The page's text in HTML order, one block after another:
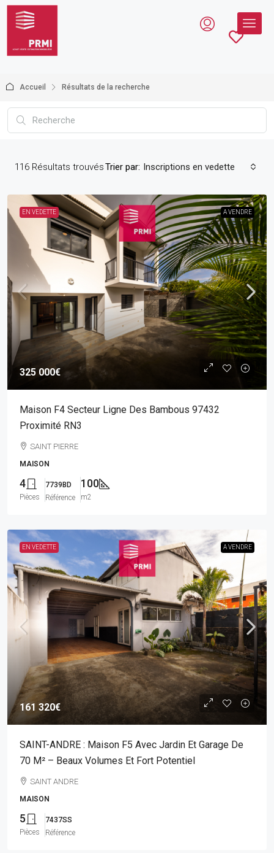
Accueil Résultats de la recherche
116 Résultats trouvésTrier par: Inscriptions en vedette
EN VEDETTE A VENDRE
325 000€
Maison F4 Secteur Ligne Des Bambous 97432
Proximité RN3
SAINT PIERRE
MAISON
4
Pièces
7739BD
Référence
100
m2
EN VEDETTE A VENDRE
161 320€
SAINT-ANDRE : Maison F5 Avec Jardin Et Garage De
70 M² – Beaux Volumes Et Fort Potentiel
SAINT ANDRE
MAISON
5
Pièces
7437SS
Référence